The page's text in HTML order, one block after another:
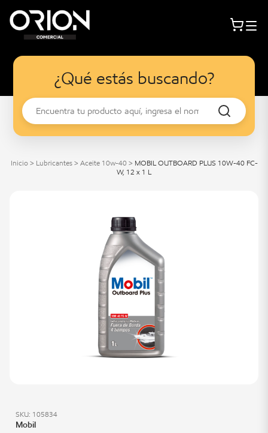
¿Qué estás buscando?
Inicio > Lubricantes > Aceite 10w-40 > MOBIL OUTBOARD PLUS 10W-40 FC-
W, 12 x 1 L
SKU: 105834
Mobil